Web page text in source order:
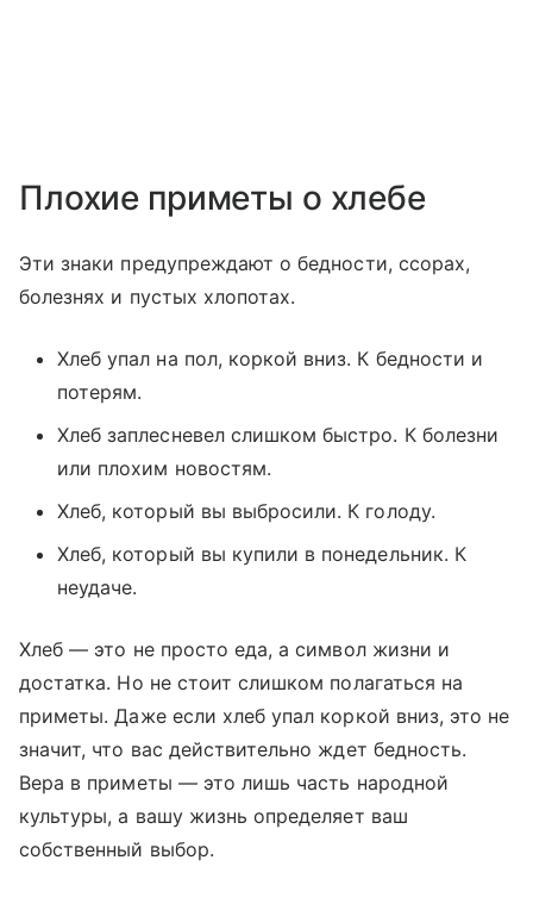
Плохие приметы о хлебе
Эти знаки предупреждают о бедности, ссорах,
болезнях и пустых хлопотах.
Хлеб упал на пол, коркой вниз. К бедности и
потерям.
Хлеб заплесневел слишком быстро. К болезни
или плохим новостям.
Хлеб, который вы выбросили. К голоду.
Хлеб, который вы купили в понедельник. К
неудаче.
Хлеб — это не просто еда, а символ жизни и
достатка. Но не стоит слишком полагаться на
приметы. Даже если хлеб упал коркой вниз, это не
значит, что вас действительно ждет бедность.
Вера в приметы — это лишь часть народной
культуры, а вашу жизнь определяет ваш
собственный выбор.